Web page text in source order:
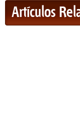
Artículos